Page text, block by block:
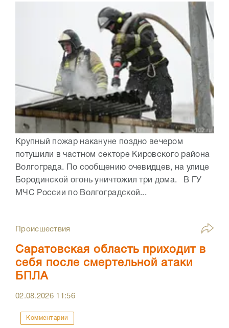
Крупный пожар накануне поздно вечером
потушили в частном секторе Кировского района
Волгограда. По сообщению очевидцев, на улице
Бородинской огонь уничтожил три дома. В ГУ
МЧС России по Волгоградской...
Происшествия
Саратовская область приходит в
себя после смертельной атаки
БПЛА
02.08.2026 11:56
Комментарии